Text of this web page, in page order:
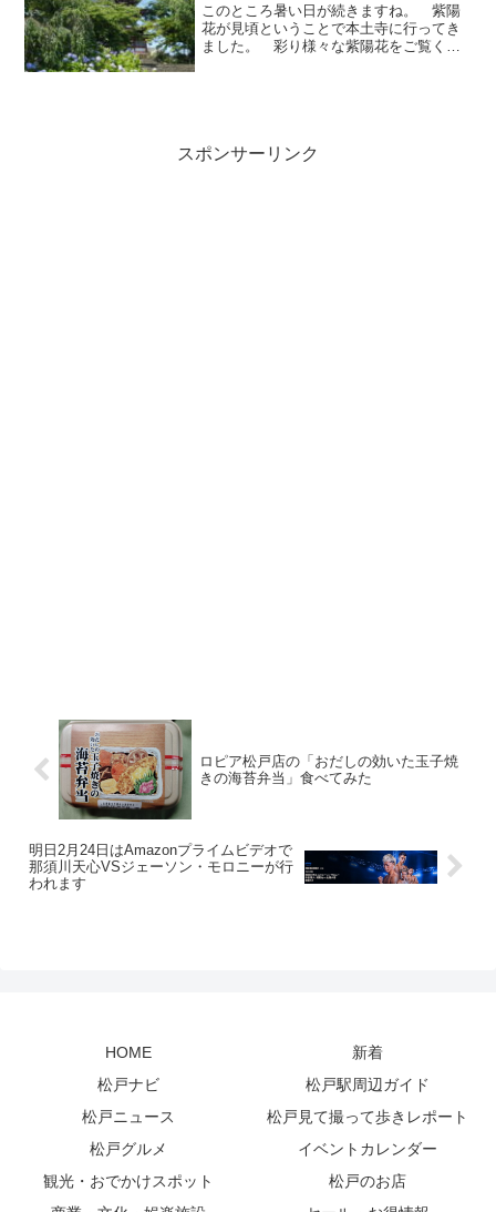
このところ暑い日が続きますね。 紫陽
花が見頃ということで本土寺に行ってき
ました。 彩り様々な紫陽花をご覧くだ
スポンサーリンク
ロピア松戸店の「おだしの効いた玉子焼
きの海苔弁当」食べてみた
明日2月24日はAmazonプライムビデオで
那須川天心VSジェーソン・モロニーが行
われます
HOME
新着
松戸ナビ
松戸駅周辺ガイド
松戸ニュース
松戸見て撮って歩きレポート
松戸グルメ
イベントカレンダー
観光・おでかけスポット
松戸のお店